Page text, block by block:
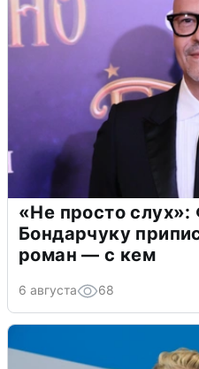
«Не просто
Бондарчуку
роман — с кем
6 августа 68